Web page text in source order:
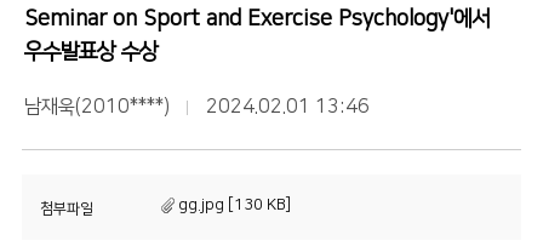
Seminar on Sport and Exercise Psychology'에서
우수발표상 수상
남재욱(2010****) 2024.02.01 13:46
첨부파일 gg.jpg [130 KB]